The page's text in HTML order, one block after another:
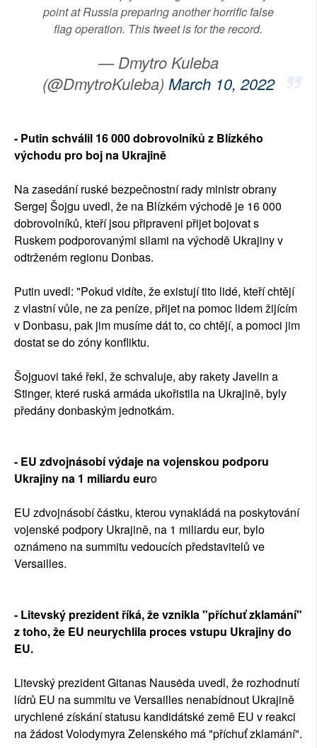
point at Russia preparing another horrific false
flag operation. This tweet is for the record.
— Dmytro Kuleba
(@DmytroKuleba) March 10, 2022
- Putin schválil 16 000 dobrovolníků z Blízkého
východu pro boj na Ukrajině
Na zasedání ruské bezpečnostní rady ministr obrany
Sergej Šojgu uvedl, že na Blízkém východě je 16 000
dobrovolníků, kteří jsou připraveni přijet bojovat s
Ruskem podporovanými silami na východě Ukrajiny v
odtrženém regionu Donbas.
Putin uvedl: "Pokud vidíte, že existují tito lidé, kteří chtějí
z vlastní vůle, ne za peníze, přijet na pomoc lidem žijícím
v Donbasu, pak jim musíme dát to, co chtějí, a pomoci jim
dostat se do zóny konfliktu.
Šojguovi také řekl, že schvaluje, aby rakety Javelin a
Stinger, které ruská armáda ukořistila na Ukrajině, byly
předány donbaským jednotkám.
- EU zdvojnásobí výdaje na vojenskou podporu
Ukrajiny na 1 miliardu euro
EU zdvojnásobí částku, kterou vynakládá na poskytování
vojenské podpory Ukrajině, na 1 miliardu eur, bylo
oznámeno na summitu vedoucích představitelů ve
Versailles.
- Litevský prezident říká, že vznikla "příchuť zklamání"
z toho, že EU neurychlila proces vstupu Ukrajiny do
EU.
Litevský prezident Gitanas Nausėda uvedl, že rozhodnutí
lídrů EU na summitu ve Versailles nenabídnout Ukrajině
urychlené získání statusu kandidátské země EU v reakci
na žádost Volodymyra Zelenského má "příchuť zklamání".